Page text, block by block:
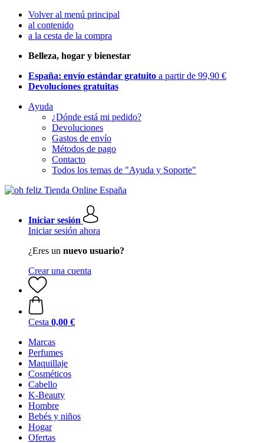
Volver al menú principal
al contenido
a la cesta de la compra
Belleza, hogar y bienestar
España: envío estándar gratuito a partir de 99,90 €
Devoluciones gratuitas
Ayuda
¿Dónde está mi pedido?
Devoluciones
Gastos de envío
Métodos de pago
Contacto
Todos los temas de "Ayuda y Soporte"
Iniciar sesión
Iniciar sesión ahora
¿Eres un nuevo usuario?
Crear una cuenta
Cesta 0,00 €
Marcas
Perfumes
Maquillaje
Cosméticos
Cabello
K-Beauty
Hombre
Bebés y niños
Hogar
Ofertas